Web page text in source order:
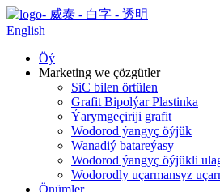
English
Öý
Marketing we çözgütler
SiC bilen örtülen
Grafit Bipolýar Plastinka
Ýarymgeçiriji grafit
Wodorod ýangyç öýjük
Wanadiý batareýasy
Wodorod ýangyç öýjükli
Wodorodly uçarmansyz
Önümler